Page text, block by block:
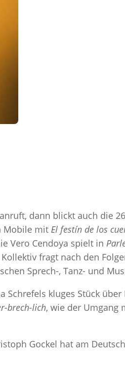
dann blickt auch die
Mobile mit El festín de los
Vero Cendoya spielt in
fragt nach den
Sprech-, Tanz- und
Schrefels kluges Stück
brech-lich, wie der Umgang
Gockel hat am